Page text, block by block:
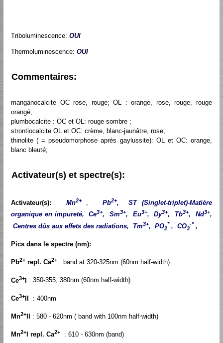
Triboluminescence:OUI
Thermoluminescence:OUI
Commentaires:
manganocalcite OC rose, rouge; OL : orange, rose, rouge, rouge
orangé;
plumbocalcite : OC et OL: rouge sombre ;
strontiocalcite OL et OC: crème, blanc-jaunâtre, rose;
thinolite ( = pseudomorphose après gaylussite): OL et OC: orange,
blanc bleuté;
Activateur(s) et spectre(s):
Activateur(s): Mn2+ Pb2+, ST (Singlet-triplet)-Matière
organique en impureté, Ce3+, Sm3+, Eu3+, Dy3+, Tb3+, Nd3+,
Centres dûs aux effets des radiations, Tm3+, PO2
*, CO3
-*,
Pics dans le spectre (nm):
Pb2+ repl. Ca2+ : band at 320-325nm (60nm half-width)
Ce3+I : 350-355, 380nm (60nm half-width)
Ce3+ : 400nm
Mn2+ : 580 - 620nm ( band with 100nm half-width)
Mn2+ I repl. Ca2+ : 610 - 630nm (band)